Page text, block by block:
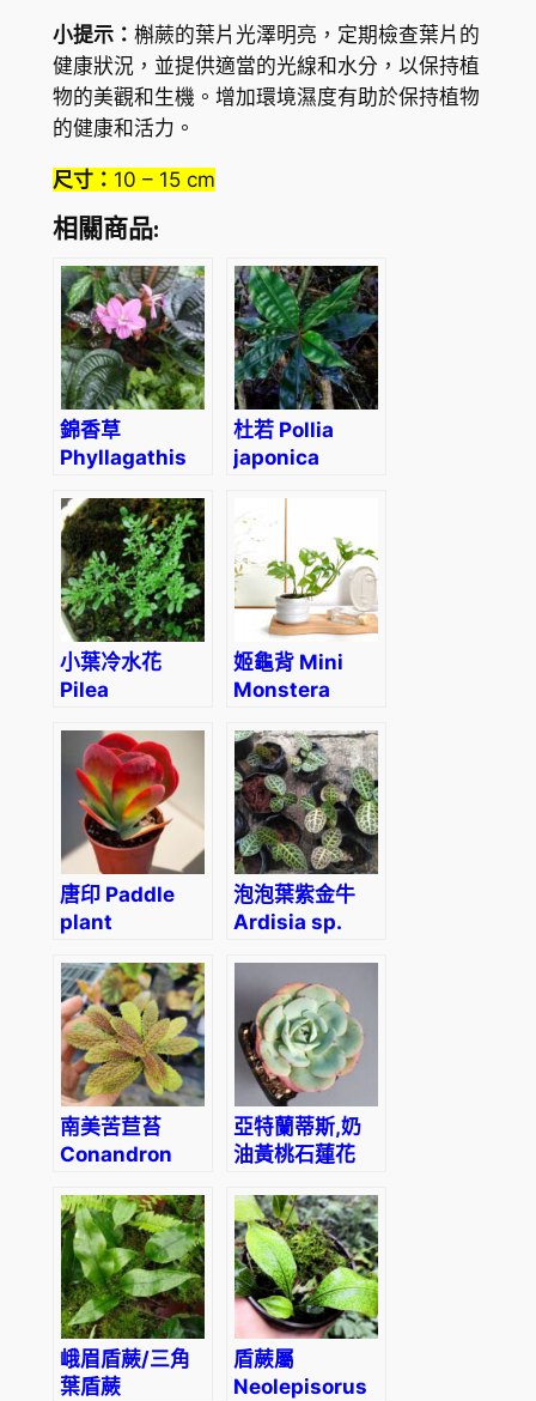
小提示： 槲蕨的葉片光澤明亮，定期檢查葉片的
健康狀況，並提供適當的光線和水分，以保持植
物的美觀和生機。增加環境濕度有助於保持植物
的健康和活力。
尺寸： 10 – 15 cm
相關商品:
錦香草
Phyllagathis
杜若 Pollia
japonica
小葉冷水花
Pilea
姬龜背 Mini
Monstera
tetrasperma)
唐印 Paddle
plant
thyrsiflora)
泡泡葉紫金牛
Ardisia sp.
南美苦苣苔
Conandron
America”
亞特蘭蒂斯,奶
油黃桃石蓮花
atlantis
峨眉盾蕨/三角
葉盾蕨
盾蕨屬
Neolepisorus